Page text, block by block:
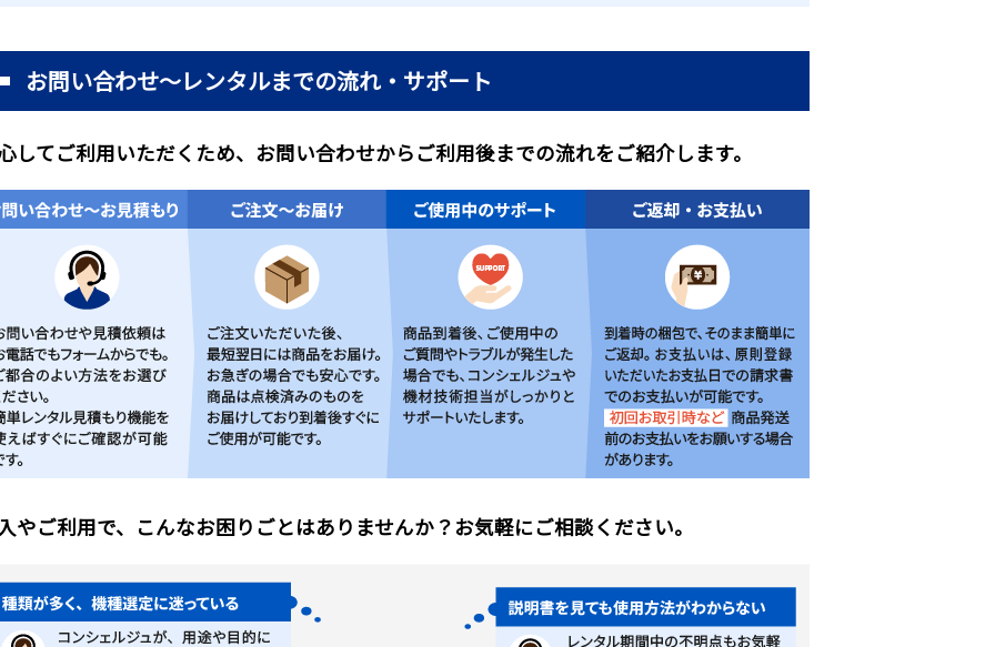
お問い合わせ～レンタルまでの流れ・サポート
してご利用いただくため、お問い合わせからご利用後までの流れをご紹介します。
やご利用で、こんなお困りごとはありませんか？お気軽にご相談ください。